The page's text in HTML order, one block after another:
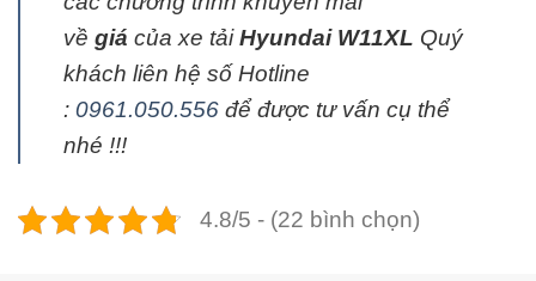
về giá của xe tảiHyundai W11XL Quý
khách liên hệ số Hotline
: 0961.050.556 để được tư vấn cụ thể
nhé !!!
4.8/5 - (22 bình chọn)